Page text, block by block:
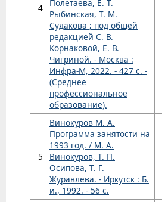
4
Полетаева, Е. Т.
Рыбинская, Т. М.
Судакова ; под общей
редакцией С. В.
Корнаковой, Е. В.
Чигриной. - Москва :
Инфра-М, 2022. - 427 с. -
(Среднее
профессиональное
образование).
5
Винокуров М. А.
Программа занятости на
1993 год. / М. А.
Винокуров, Т. П.
Осипова, Т. Г.
Журавлева. - Иркутск : Б.
и., 1992. - 56 с.